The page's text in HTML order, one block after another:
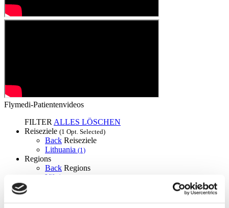
Flymedi-Patientenvideos
FILTER ALLES LÖSCHEN
Reiseziele (1 Opt. Selected)
Back Reiseziele
Lithuania (1)
Regions
Back Regions
Vilnius county
Flymedi